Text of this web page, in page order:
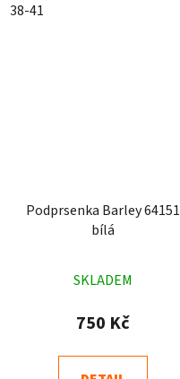
38-41
Podprsenka Barley 64151
bílá
hodnocení
produktu
5,0
SKLADEM
750 Kč